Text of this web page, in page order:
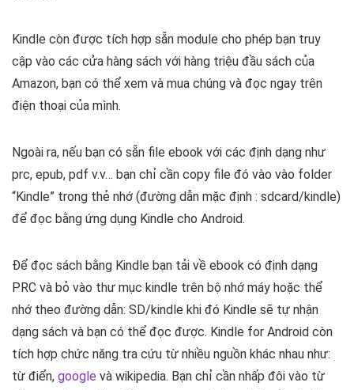
Kindle còn được tích hợp sẵn module cho phép bạn truy
cập vào các cửa hàng sách với hàng triệu đầu sách của
Amazon, bạn có thể xem và mua chúng và đọc ngay trên
điện thoại của mình.
Ngoài ra, nếu bạn có sẵn file ebook với các định dạng như
prc, epub, pdf v.v… bạn chỉ cần copy file đó vào vào folder
“Kindle” trong thẻ nhớ (đường dẫn mặc định : sdcard/kindle)
để đọc bằng ứng dụng Kindle cho Android.
Để đọc sách bằng Kindle bạn tải về ebook có định dạng
PRC và bỏ vào thư mục kindle trên bộ nhớ máy hoặc thể
nhớ theo đường dẫn: SD/kindle khi đó Kindle sẽ tự nhận
dạng sách và bạn có thể đọc được. Kindle for Android còn
tích hợp chức năng tra cứu từ nhiều nguồn khác nhau như:
từ điển, google và wikipedia. Bạn chỉ cần nhấp đôi vào từ